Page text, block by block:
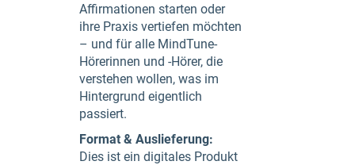
Affirmationen starten oder
ihre Praxis vertiefen möchten
– und für alle MindTune-
Hörerinnen und -Hörer, die
verstehen wollen, was im
Hintergrund eigentlich
passiert.
Format & Auslieferung:
Dies ist ein digitales Produkt